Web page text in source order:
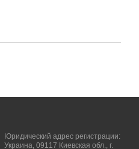
Юридический адрес регистрации:
Украина, 09117 Киевская обл., г.